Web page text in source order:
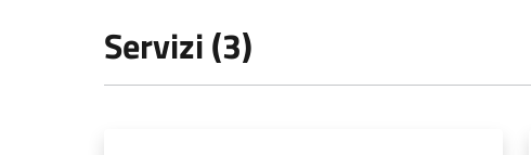
Servizi (3)